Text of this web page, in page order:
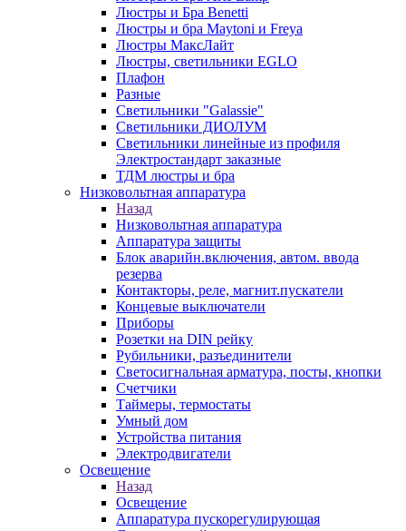
Люстры и Бра Benetti
Люстры и бра Maytoni и Freya
Люстры МаксЛайт
Люстры, светильники EGLO
Плафон
Разные
Светильники "Galassie"
Светильники ДИОЛУМ
Светильники линейные из профиля
Электростандарт заказные
ТДМ люстры и бра
Низковольтная аппаратура
Назад
Низковольтная аппаратура
Аппаратура защиты
Блок аварийн.включения, автом. ввода
резерва
Контакторы, реле, магнит.пускатели
Концевые выключатели
Приборы
Розетки на DIN рейку
Рубильники, разъединители
Светосигнальная арматура, посты, кнопки
Счетчики
Таймеры, термостаты
Умный дом
Устройства питания
Электродвигатели
Освещение
Назад
Освещение
Аппаратура пускорегулирующая